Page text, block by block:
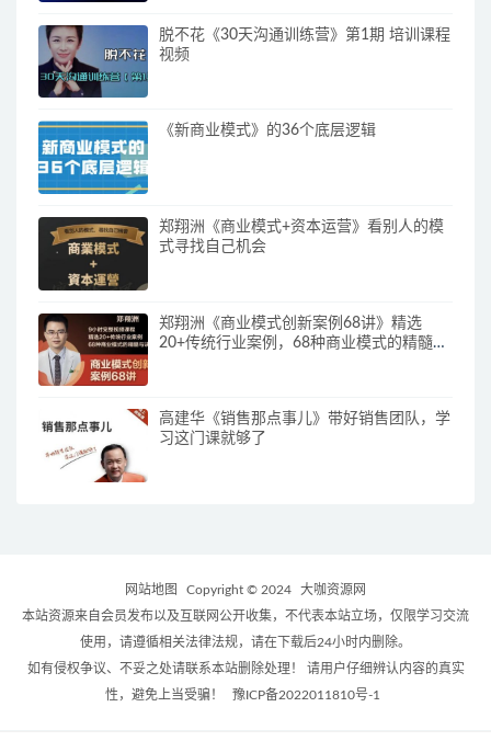
脱不花《30天沟通训练营》第1期 培训课程
视频
《新商业模式》的36个底层逻辑
郑翔洲《商业模式+资本运营》看别人的模
式寻找自己机会
郑翔洲《商业模式创新案例68讲》精选
20+传统行业案例，68种商业模式的精髓与
高建华《销售那点事儿》带好销售团队，学
习这门课就够了
网站地图 Copyright © 2024
大咖资源网
本站资源来自会员发布以及互联网公开收集，不代表本站立场，仅限学习交流
使用，请遵循相关法律法规，请在下载后24小时内删除。
如有侵权争议、不妥之处请联系本站删除处理！ 请用户仔细辨认内容的真实
性，避免上当受骗！
豫ICP备2022011810号-1